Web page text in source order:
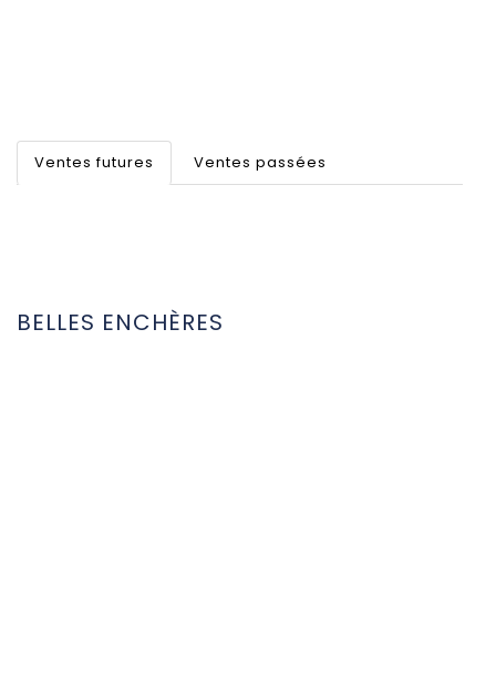
Ventes futures Ventes passées
BELLES ENCHÈRES